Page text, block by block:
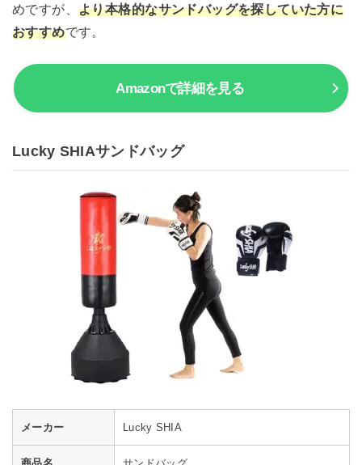
めですが、より本格的なサンドバッグを探していた方に
おすすめです。
Amazonで詳細を見る
Lucky SHIAサンドバッグ
メーカー Lucky SHIA